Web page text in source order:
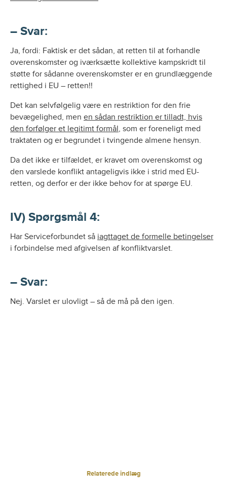
– Svar:
Ja, fordi: Faktisk er det sådan, at retten til at forhandle
overenskomster og iværksætte kollektive kampskridt til
støtte for sådanne overenskomster er en grundlæggende
rettighed i EU – retten!!
Det kan selvfølgelig være en restriktion for den frie
bevægelighed, men en sådan restriktion er tilladt, hvis
den forfølger et legitimt formål, som er foreneligt med
traktaten og er begrundet i tvingende almene hensyn.
Da det ikke er tilfældet, er kravet om overenskomst og
den varslede konflikt antageligvis ikke i strid med EU-
retten, og derfor er der ikke behov for at spørge EU.
IV) Spørgsmål 4:
Har Serviceforbundet så iagttaget de formelle betingelser
i forbindelse med afgivelsen af konfliktvarslet.
– Svar:
Nej. Varslet er ulovligt – så de må på den igen.
Relaterede indlæg